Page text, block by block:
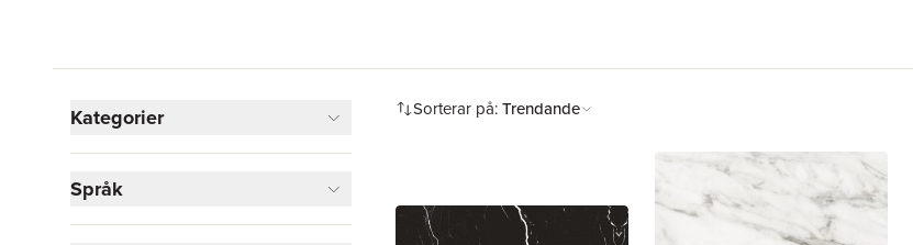
Kategorier
Skönlitteratur
5
Visa fler
Språk
Sorterar på:Trendande